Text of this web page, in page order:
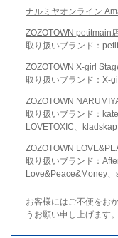
ナルミヤオンライン
ZOZOTOWN petitmain
取り扱いブランド：
ZOZOTOWN X-girl
取り扱いブランド：X-
ZOZOTOWN
取り扱いブランド：
LOVETOXIC、
ZOZOTOWN
取り扱いブランド：
Love&Peace&Money
お客様にはご不便をお
うお願い申し上げます。